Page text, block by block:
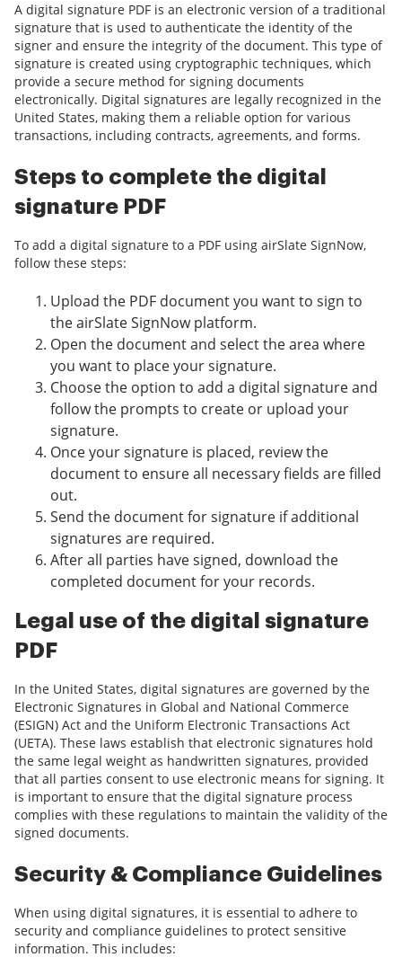
A digital signature PDF is an electronic version of a traditional
signature that is used to authenticate the identity of the
signer and ensure the integrity of the document. This type of
signature is created using cryptographic techniques, which
provide a secure method for signing documents
electronically. Digital signatures are legally recognized in the
United States, making them a reliable option for various
transactions, including contracts, agreements, and forms.
Steps to complete the digital
signature PDF
To add a digital signature to a PDF using airSlate SignNow,
follow these steps:
Upload the PDF document you want to sign to
the airSlate SignNow platform.
Open the document and select the area where
you want to place your signature.
Choose the option to add a digital signature and
follow the prompts to create or upload your
signature.
Once your signature is placed, review the
document to ensure all necessary fields are filled
out.
Send the document for signature if additional
signatures are required.
After all parties have signed, download the
completed document for your records.
Legal use of the digital signature
PDF
In the United States, digital signatures are governed by the
Electronic Signatures in Global and National Commerce
(ESIGN) Act and the Uniform Electronic Transactions Act
(UETA). These laws establish that electronic signatures hold
the same legal weight as handwritten signatures, provided
that all parties consent to use electronic means for signing. It
is important to ensure that the digital signature process
complies with these regulations to maintain the validity of the
signed documents.
Security & Compliance Guidelines
When using digital signatures, it is essential to adhere to
security and compliance guidelines to protect sensitive
information. This includes: